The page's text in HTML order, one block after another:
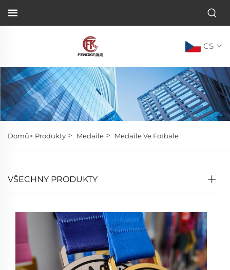
CS
Domů> Produkty > Medaile > Medaile Ve Fotbale
VŠECHNY PRODUKTY